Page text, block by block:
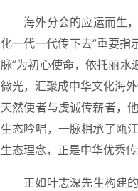
海外分会的应运而生
化一代一代传下去”重要指
脉”为初心使命，依托丽
微光，汇聚成中华文化海
天然使者与虔诚传薪者，
生态吟唱，一脉相承了瓯
生态理念，正是中华优秀
正如叶志深先生构建